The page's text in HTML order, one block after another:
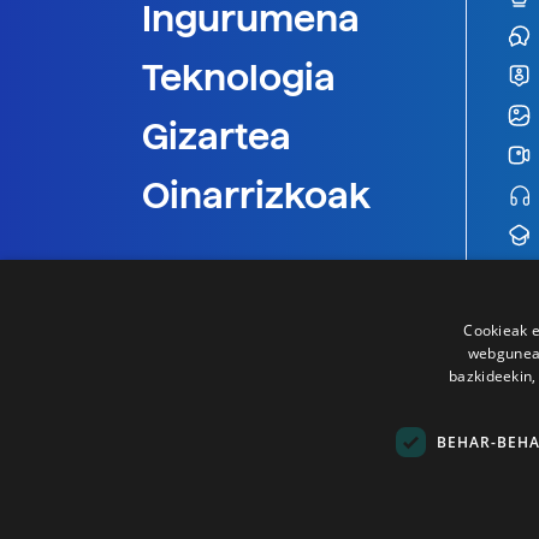
Ingurumena
Teknologia
Gizartea
Oinarrizkoak
Cookieak
BEHAR-